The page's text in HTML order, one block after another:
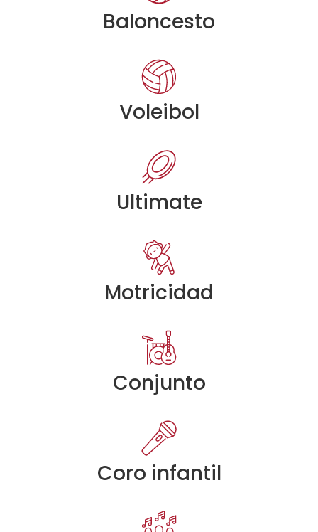
Baloncesto
Voleibol
Ultimate
Motricidad
Conjunto
Coro infantil